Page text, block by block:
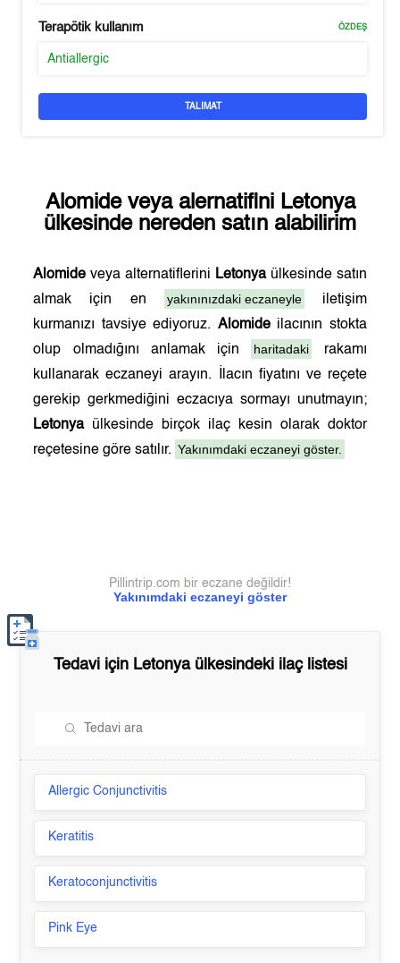
Terapötik kullanım ÖZDEŞ
Antiallergic
TALIMAT
Alomideveya alernatifini Letonya
ülkesinde nereden satın alabilirim
Alomide veya alternatiflerini Letonyaülkesinde satın
almak için en
yakınınızdaki eczaneyle
iletişim
kurmanızı tavsiye ediyoruz. Alomideilacının stokta
olup olmadığını anlamak için
haritadaki
rakamı
kullanarak eczaneyi arayın. İlacın fiyatını ve reçete
gerekip gerkmediğini eczacıya sormayı unutmayın;
Letonyaülkesinde birçok ilaç kesin olarak doktor
reçetesine göre satılır. Yakınımdaki eczaneyi göster.
Yakınımdaki eczaneyi göster
Pillintrip.com bir eczane değildir!
Tedavi için Letonyaülkesindeki ilaç listesi
Allergic Conjunctivitis
Keratitis
Keratoconjunctivitis
Pink Eye